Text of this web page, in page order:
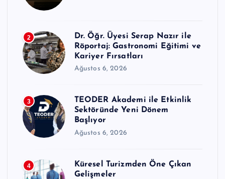
2
Dr. Öğr. Üyesi Serap Nazır ile
Röportaj: Gastronomi Eğitimi ve
Kariyer Fırsatları
Ağustos 6, 2026
3
TEODER Akademi ile Etkinlik
Sektöründe Yeni Dönem
Başlıyor
Ağustos 6, 2026
4
Küresel Turizmden Öne Çıkan
Gelişmeler